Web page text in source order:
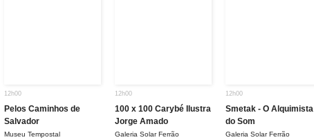
12h00
Pelos Caminhos de
Salvador
Museu Tempostal
12h00
100 x 100 Carybé Ilustra
Jorge Amado
Galeria Solar Ferrão
12h00
Smetak - O Alquimista
do Som
Galeria Solar Ferrão